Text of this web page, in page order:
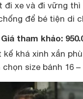
đi xe và đi vững
để bé tiện di
tham khảo:
khá xinh xắn
size bánh 16